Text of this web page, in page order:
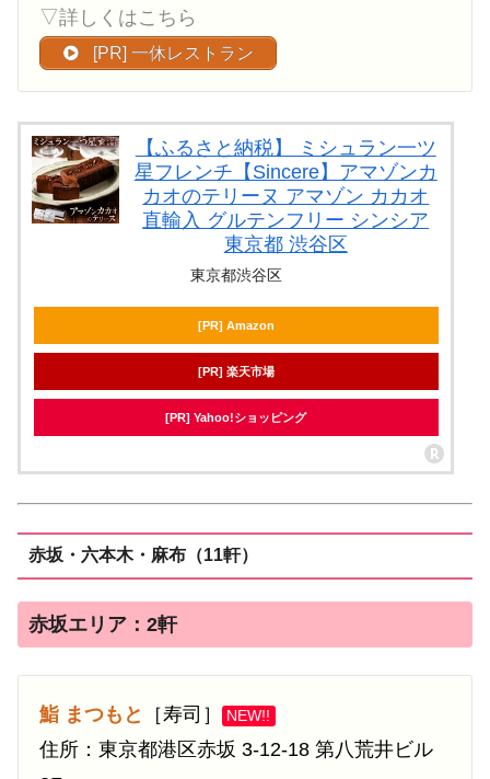
▽詳しくはこちら
[PR] 一休レストラン
【ふるさと納税】 ミシュラン一ツ
星フレンチ【Sincere】アマゾンカ
カオのテリーヌ アマゾン カカオ
直輸入 グルテンフリー シンシア
東京都 渋谷区
東京都渋谷区
[PR] Amazon
[PR] 楽天市場
[PR] Yahoo!ショッピング
赤坂・六本木・麻布（11軒）
赤坂エリア：2軒
鮨 まつもと ［寿司］ NEW!!
住所：東京都港区赤坂 3-12-18 第八荒井ビル